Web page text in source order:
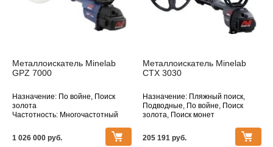
Металлоискатель Minelab
GPZ 7000
Назначение: По войне, Поиск
золота
Частотность: Многочастотный
Водонепроницаемость: Катушка
1 026 000 pуб.
Металлоискатель Minelab
CTX 3030
Назначение: Пляжный поиск,
Подводные, По войне, Поиск
золота, Поиск монет
Водонепроницаемость: Катушка,
205 191 pуб.